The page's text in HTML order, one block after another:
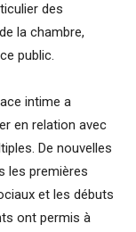
des
la chambre,
public.
intime a
en relation avec
De nouvelles
les premières
et les débuts
ont permis à